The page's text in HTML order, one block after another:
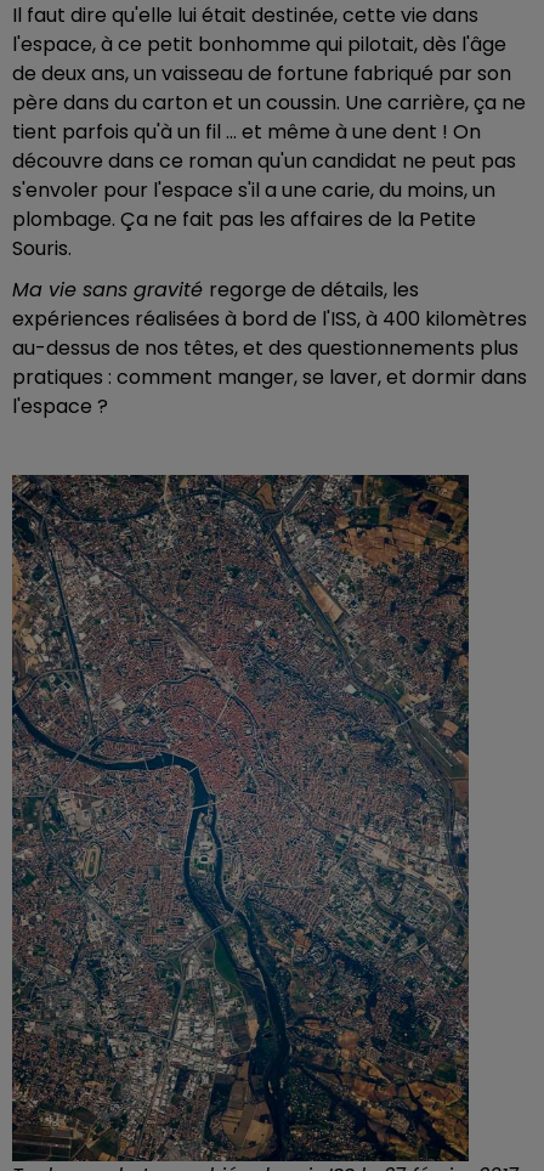
Il faut dire qu'elle lui était destinée, cette vie dans
l'espace, à ce petit bonhomme qui pilotait, dès l'âge
de deux ans, un vaisseau de fortune fabriqué par son
père dans du carton et un coussin. Une carrière, ça ne
tient parfois qu'à un fil ... et même à une dent ! On
découvre dans ce roman qu'un candidat ne peut pas
s'envoler pour l'espace s'il a une carie, du moins, un
plombage. Ça ne fait pas les affaires de la Petite
Souris.
Ma vie sans gravité regorge de détails, les
expériences réalisées à bord de l'ISS, à 400 kilomètres
au-dessus de nos têtes, et des questionnements plus
pratiques : comment manger, se laver, et dormir dans
l'espace ?